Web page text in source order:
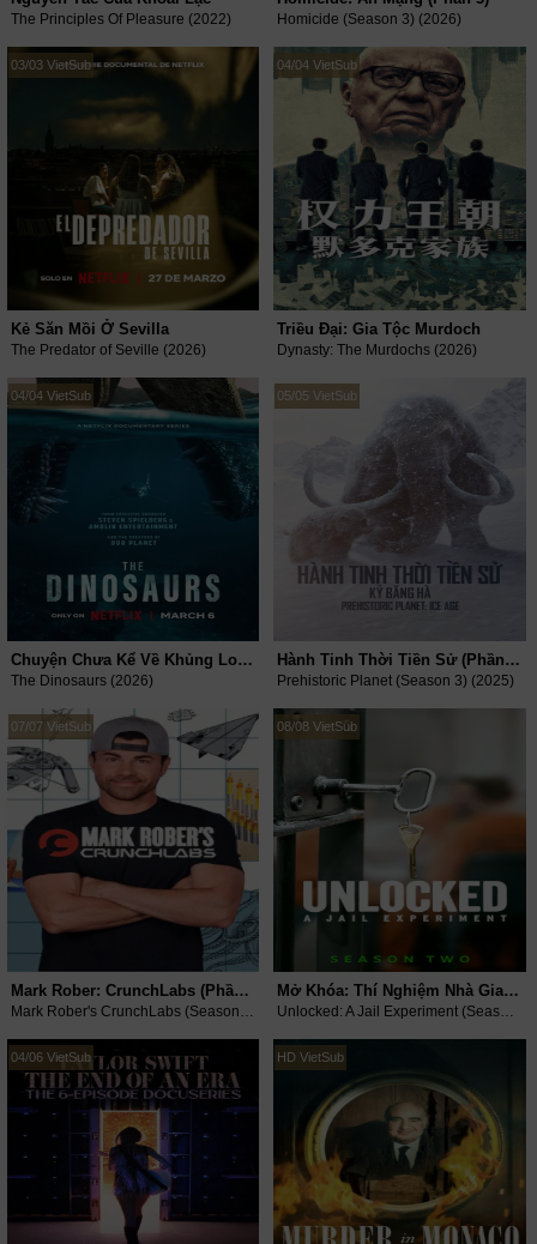
The Principles Of Pleasure (2022) Homicide (Season 3) (2026)
03/03 VietSub
Kẻ Săn Mồi Ở Sevilla
The Predator of Seville (2026)
04/04 VietSub
Triều Đại: Gia Tộc Murdoch
Dynasty: The Murdochs (2026)
04/04 VietSub
Chuyện Chưa Kể Về Khủng Long
The Dinosaurs (2026)
05/05 VietSub
Hành Tinh Thời Tiền Sử (Phần 3)
Prehistoric Planet (Season 3) (2025)
07/07 VietSub
Mark Rober: CrunchLabs (Phần 2)
Mark Rober's CrunchLabs (Season 2) (2026)
08/08 VietSub
Mở Khóa: Thí Nghiệm Nhà Giam (Phần 2)
Unlocked: A Jail Experiment (Season 2) (2025)
04/06 VietSub HD VietSub